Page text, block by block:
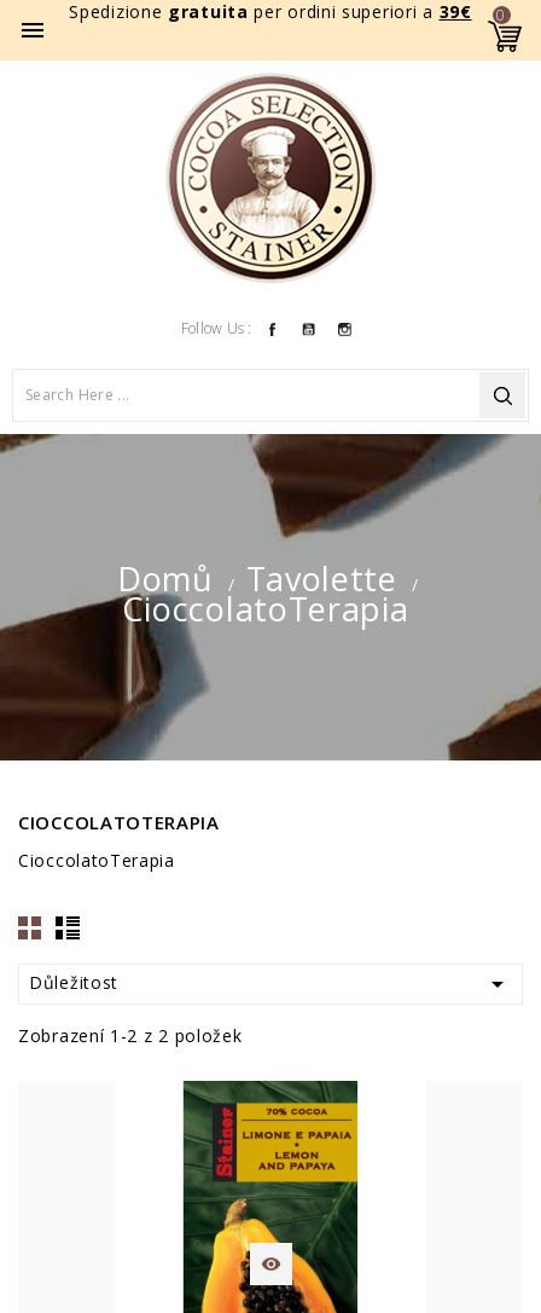
Spedizione gratuita per ordini superiori a 39€

0
Follow Us : FacebookYouTube
Domů Tavolette
CioccolatoTerapia
CIOCCOLATOTERAPIA
CioccolatoTerapia
Důležitost 
Zobrazení 1-2 z 2 položek
